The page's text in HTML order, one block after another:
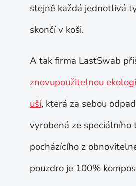
stejně každá jednotlivá
skončí v koši.
A tak firma LastSwab
znovupoužitelnou
uší, která za sebou
vyrobená ze speciálního
pocházícího z
pouzdro je 100%